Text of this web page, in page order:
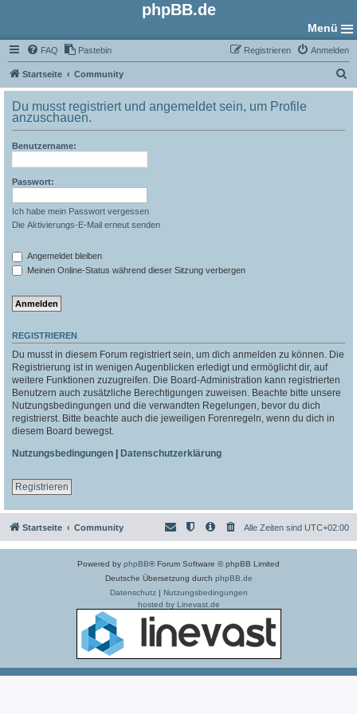
phpBB.de
Menü
FAQ Pastebin Anmelden
Registrieren
Startseite Community
u
Du musst registriert und angemeldet sein, um Profile
anzuschauen.
Benutzername:
Passwort:
Ich habe mein Passwort vergessen
Die Aktivierungs-E-Mail erneut senden
Angemeldet bleiben
Meinen Online-Status während dieser Sitzung verbergen
REGISTRIEREN
Du musst in diesem Forum registriert sein, um dich anmelden zu können. Die
Registrierung ist in wenigen Augenblicken erledigt und ermöglicht dir, auf
weitere Funktionen zuzugreifen. Die Board-Administration kann registrierten
Benutzern auch zusätzliche Berechtigungen zuweisen. Beachte bitte unsere
Nutzungsbedingungen und die verwandten Regelungen, bevor du dich
registrierst. Bitte beachte auch die jeweiligen Forenregeln, wenn du dich in
diesem Board bewegst.
Nutzungsbedingungen | Datenschutzerklärung
Registrieren
Startseite Community Alle Zeiten sind UTC+02:00
Powered by phpBB® Forum Software © phpBB Limited
Deutsche Übersetzung durch phpBB.de
Datenschutz| Nutzungsbedingungen
hosted by Linevast.de